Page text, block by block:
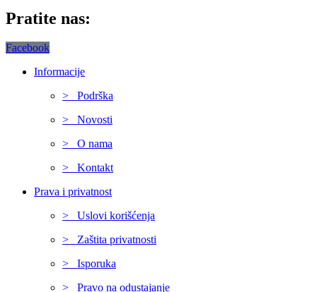
Pratite nas:
Facebook
Informacije
> Podrška
> Novosti
> O nama
> Kontakt
Prava i privatnost
> Uslovi korišćenja
> Zaštita privatnosti
> Isporuka
> Pravo na odustajanje